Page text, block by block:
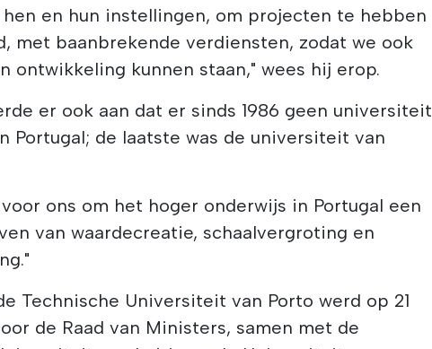
en hun instellingen, om projecten te hebben
met baanbrekende verdiensten, zodat we ook
ontwikkeling kunnen staan," wees hij erop.
er ook aan dat er sinds 1986 geen universiteit
Portugal; de laatste was de universiteit van
ons om het hoger onderwijs in Portugal een
van waardecreatie, schaalvergroting en
Technische Universiteit van Porto werd op 21
de Raad van Ministers, samen met de